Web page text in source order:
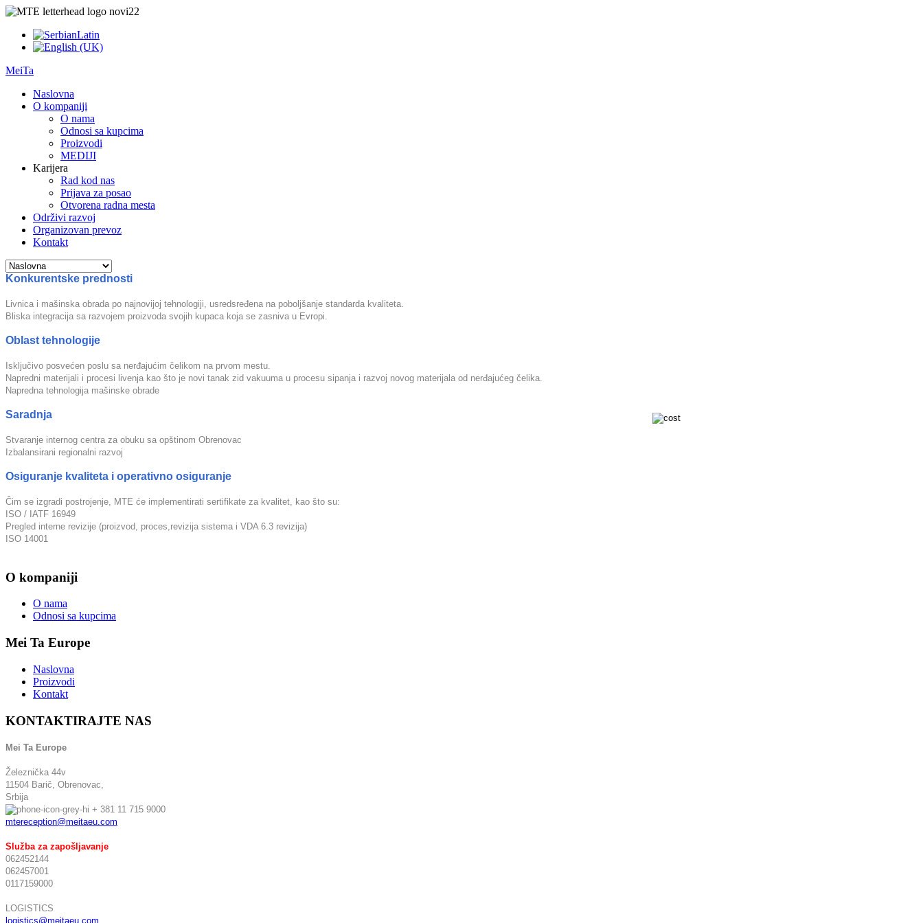
MeiTa
Naslovna
O kompaniji
O nama
Odnosi sa kupcima
Proizvodi
MEDIJI
Karijera
Rad kod nas
Prijava za posao
Otvorena radna mesta
Održivi razvoj
Organizovan prevoz
Kontakt
Konkurentske prednosti
Livnica i mašinska obrada po najnovijoj tehnologiji, usredsređena na poboljšanje standarda kvaliteta.
Bliska integracija sa razvojem proizvoda svojih kupaca koja se zasniva u Evropi.
Oblast tehnologije
Isključivo posvećen poslu sa nerđajućim čelikom na prvom mestu.
Napredni materijali i procesi livenja kao što je novi tanak zid vakuuma u procesu sipanja i razvoj novog materijala od nerđajućeg čelika.
Napredna tehnologija mašinske obrade
Saradnja
Stvaranje internog centra za obuku sa opštinom Obrenovac
Izbalansirani regionalni razvoj
Osiguranje kvaliteta i operativno osiguranje
Čim se izgradi postrojenje, MTE će implementirati sertifikate za kvalitet, kao što su:
ISO / IATF 16949
Pregled interne revizije (proizvod, proces,revizija sistema i VDA 6.3 revizija)
ISO 14001
O kompaniji
O nama
Odnosi sa kupcima
Mei Ta Europe
Naslovna
Proizvodi
Kontakt
KONTAKTIRAJTE NAS
Mei Ta Europe
Železnička 44v
11504 Barič, Obrenovac,
Srbija
+ 381 11 715 9000
mtereception@meitaeu.com
Služba za zapošljavanje
062452144
062457001
0117159000
LOGISTICS
logistics@meitaeu.com